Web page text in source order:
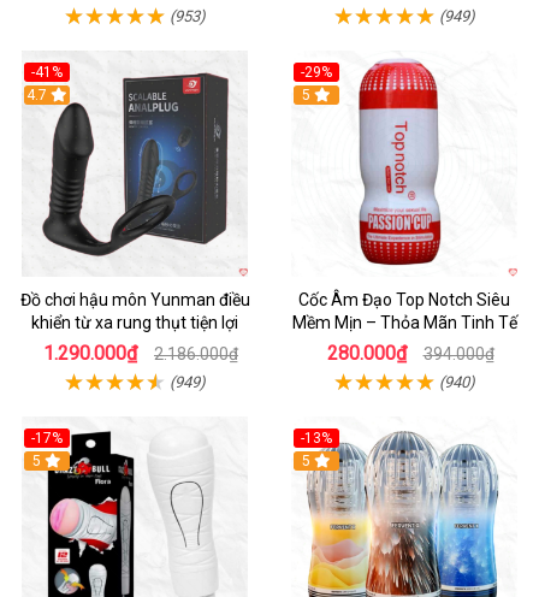
(953) (949)
-41%
Hot
4.7
Đồ chơi hậu môn Yunman điều
khiển từ xa rung thụt tiện lợi
1.290.000₫ 2.186.000₫
(949)
-29%
5
Cốc Âm Đạo Top Notch Siêu
Mềm Mịn – Thỏa Mãn Tinh Tế
280.000₫ 394.000₫
(940)
-17%
5
-13%
Hot
5